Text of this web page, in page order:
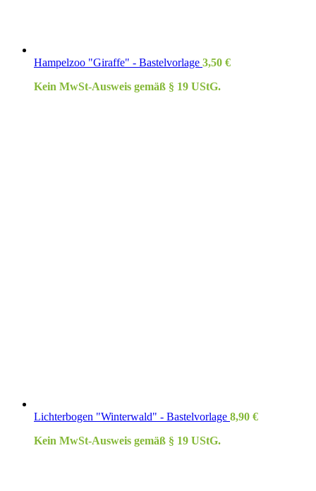
Hampelzoo "Giraffe" - Bastelvorlage 3,50 €
Kein MwSt-Ausweis gemäß § 19 UStG.
Lichterbogen "Winterwald" - Bastelvorlage 8,90 €
Kein MwSt-Ausweis gemäß § 19 UStG.